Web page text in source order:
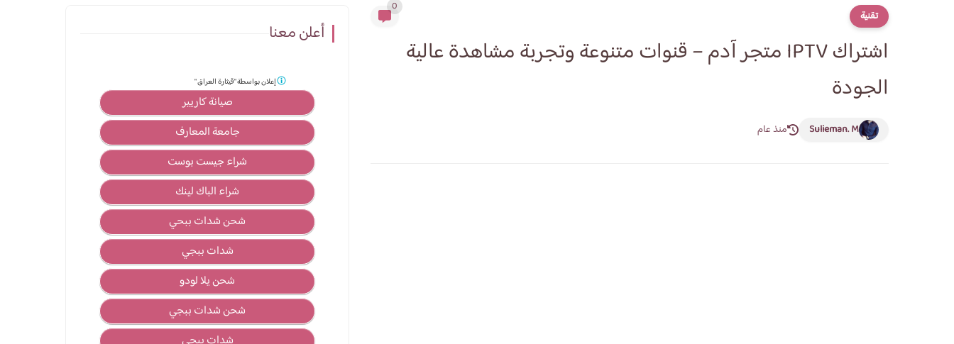
تقنية
0
اشتراك IPTV متجر آدم – قنوات متنوعة وتجربة مشاهدة عالية
الجودة
Sulieman. M منذ عام
أعلن معنا
صيانة كاريير
جامعة المعارف
شراء جيست بوست
شراء الباك لينك
شحن شدات ببحي
شدات ببجي
شحن يلا لودو
شحن شدات ببجي
إعلان بواسطة"قيثارة العراق "